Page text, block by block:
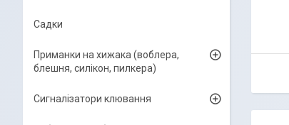
Садки
Приманки на хижака (воблера,
блешня, силікон, пилкера)
Сигналізатори клювання